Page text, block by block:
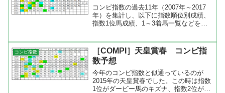
コンピ指数の過去11年（2007年～2017
年）を集計し、以下に指数順位別成績、
指数1位馬成績、1～3着馬一覧などを出
3位は3-3-1-4、4位は1-...
コンピ指数
［COMPI］天皇賞春 コンピ指
数予想
今年のコンピ指数と似通っているのが
2015年の天皇賞春でした。この時は指数
1位がダービー馬のキズナ、指数2位が前